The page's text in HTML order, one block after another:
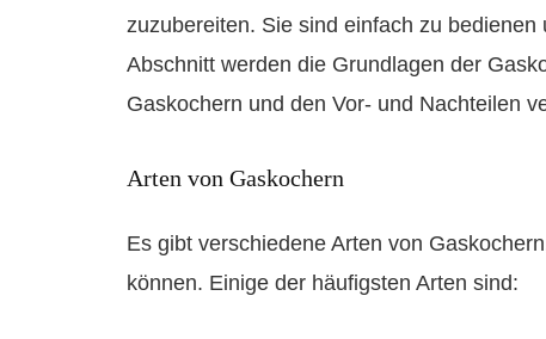
zuzubereiten. Sie sind einfach zu
Abschnitt werden die Grundlagen der
Gaskochern und den Vor- und Nachteilen
Arten von Gaskochern
Es gibt verschiedene Arten von
können. Einige der häufigsten Arten sind: